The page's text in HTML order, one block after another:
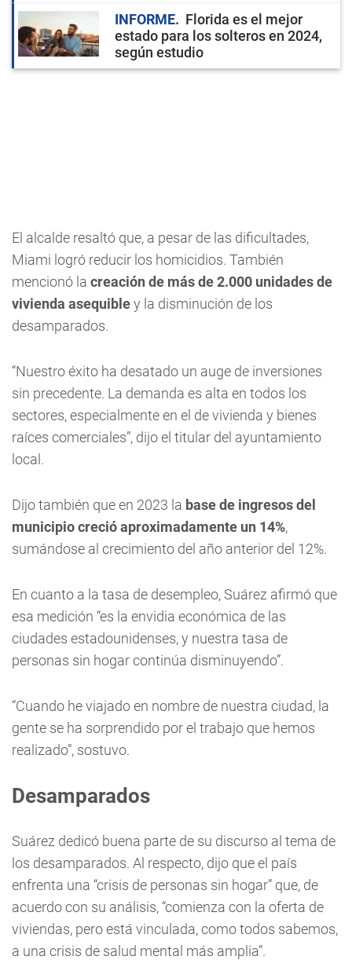
INFORME
Florida es el mejor
estado para los solteros en 2024,
según estudio
El alcalde resaltó que, a pesar de las dificultades,
Miami logró reducir los homicidios. También
mencionó la creación de más de 2.000 unidades de
vivienda asequibley la disminución de los
desamparados.
“Nuestro éxito ha desatado un auge de inversiones
sin precedente. La demanda es alta en todos los
sectores, especialmente en el de vivienda y bienes
raíces comerciales”, dijo el titular del ayuntamiento
local.
Dijo también que en 2023 la base de ingresos del
municipio creció aproximadamente un 14%,
sumándose al crecimiento del año anterior del 12%.
En cuanto a la tasa de desempleo, Suárez afirmó que
esa medición “es la envidia económica de las
ciudades estadounidenses, y nuestra tasa de
personas sin hogar continúa disminuyendo”.
“Cuando he viajado en nombre de nuestra ciudad, la
gente se ha sorprendido por el trabajo que hemos
realizado”, sostuvo.
Desamparados
Suárez dedicó buena parte de su discurso al tema de
los desamparados. Al respecto, dijo que el país
enfrenta una “crisis de personas sin hogar” que, de
acuerdo con su análisis, “comienza con la oferta de
viviendas, pero está vinculada, como todos sabemos,
a una crisis de salud mental más amplia”.